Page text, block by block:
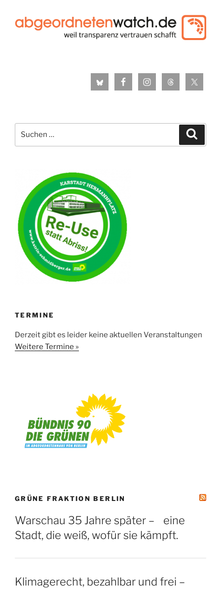
nach:
TERMINE
Derzeit gibt es leider keine aktuellen Veranstaltungen
Weitere Termine »
GRÜNE FRAKTION BERLIN
Warschau 35 Jahre später – eine
Stadt, die weiß, wofür sie kämpft.
Klimagerecht, bezahlbar und frei –